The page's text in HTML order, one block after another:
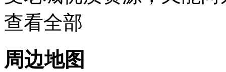
查看全部
周边地图